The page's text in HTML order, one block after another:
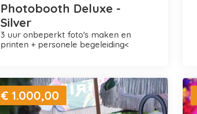
Photobooth Deluxe -
Silver
3 uur onbeperkt foto's maken en
printen + personele begeleiding<
€ 1.000,00